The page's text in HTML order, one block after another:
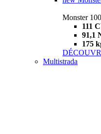
Monster 100
111
91,1
175
Multistrada